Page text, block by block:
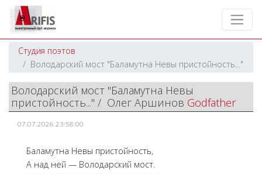
Студия поэтов
Володарский мост "Баламутна Невы пристойность..."
Володарский мост "Баламутна Невы
пристойность..." / Олег Аршинов Godfather
07.07.2026 23:58:00
Баламутна Невы пристойность,
А над ней — Володарский мост.